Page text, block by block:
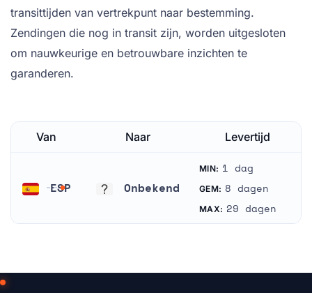
transittijden van vertrekpunt naar bestemming.
Zendingen die nog in transit zijn, worden uitgesloten
om nauwkeurige en betrouwbare inzichten te
garanderen.
Van Naar Levertijd
ESP Onbekend
MIN: 1 dag
GEM: 8 dagen
MAX: 29 dagen